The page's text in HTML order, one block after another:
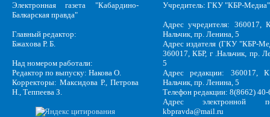
Электронная газета "Кабардино-
Балкарская правда"
Главный редактор:
Бжахова Р. Б.
Над номером работали:
Редактор по выпуску: Накова О.
Корректоры: Максидова Р., Петрова
Н., Теппеева З.
Учредитель: ГКУ "КБР-Медиа"
Адрес учредителя: 360017,
Нальчик, пр. Ленина, 5
Адрес издателя (ГКУ "КБР-
360017, КБР, г .Нальчик, пр.
5
Адрес редакции: 360017,
Нальчик, пр. Ленина, 5
Телефон редакции: 8(8662)
Адрес электронной
kbpravda@mail.ru